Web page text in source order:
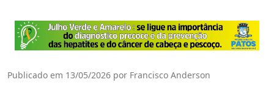
Publicado em 13/05/2026 por Francisco Anderson